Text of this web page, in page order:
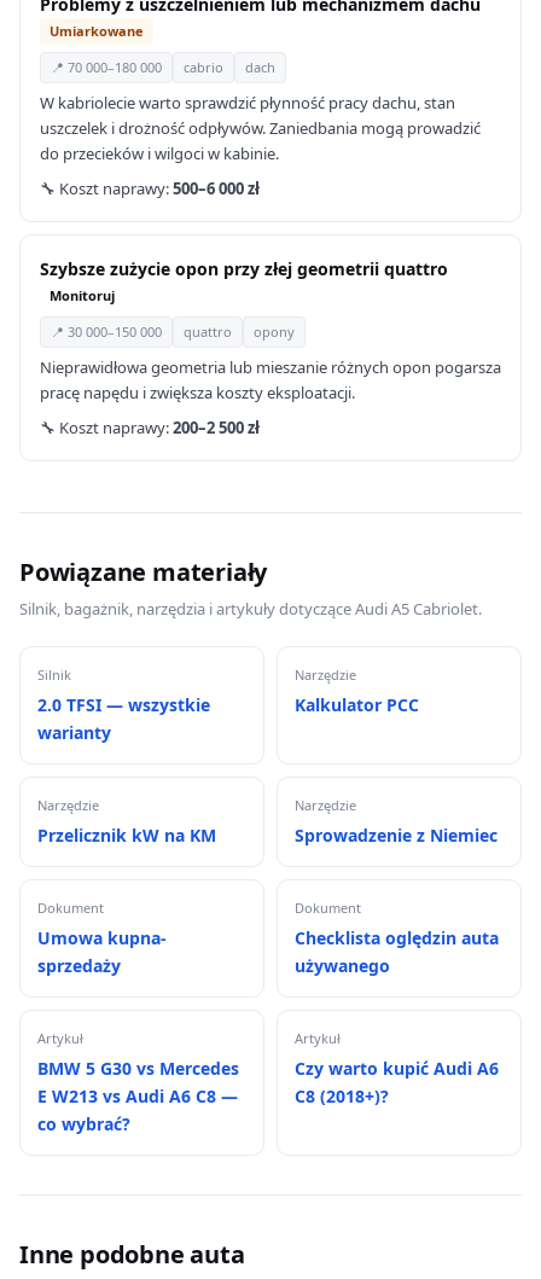
Umiarkowane
📍 70 000–180 000
cabrio dach
W kabriolecie warto sprawdzić płynność pracy dachu, stan
uszczelek i drożność odpływów. Zaniedbania mogą prowadzić
do przecieków i wilgoci w kabinie.
🔧 Koszt naprawy:500–6 000 zł
Szybsze zużycie opon przy złej geometrii quattro
Monitoruj
📍 30 000–150 000
quattro opony
Nieprawidłowa geometria lub mieszanie różnych opon pogarsza
pracę napędu i zwiększa koszty eksploatacji.
🔧 Koszt naprawy:200–2 500 zł
Powiązane materiały
Silnik, bagażnik, narzędzia i artykuły dotyczące Audi A5 Cabriolet.
Silnik
2.0 TFSI — wszystkie
warianty
Narzędzie
Kalkulator PCC
Narzędzie
Przelicznik kW na KM
Narzędzie
Sprowadzenie z Niemiec
Dokument
Umowa kupna-
sprzedaży
Dokument
Checklista oględzin auta
używanego
Artykuł
BMW 5 G30 vs Mercedes
E W213 vs Audi A6 C8 —
co wybrać?
Artykuł
Czy warto kupić Audi A6
C8 (2018+)?
Inne podobne auta